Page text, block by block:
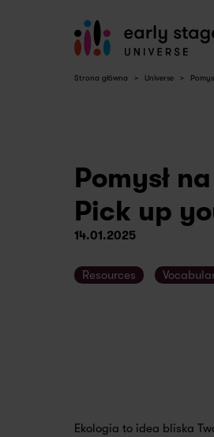
Strona główna > Universe >
Pomysł
Pick up
14.01.2025
Resources
Ekologia to idea bliska